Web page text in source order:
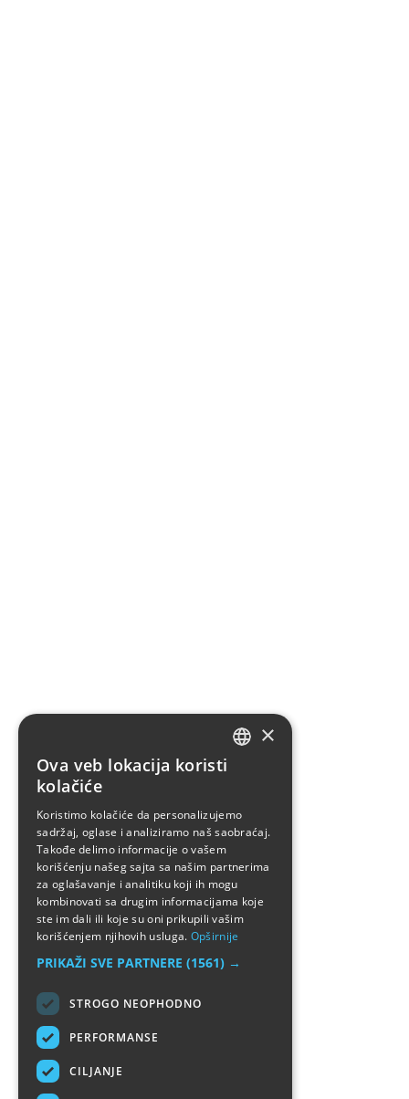
×
Ova veb lokacija koristi
kolačiće
Koristimo kolačiće da personalizujemo
sadržaj, oglase i analiziramo naš saobraćaj.
Takođe delimo informacije o vašem
korišćenju našeg sajta sa našim partnerima
za oglašavanje i analitiku koji ih mogu
kombinovati sa drugim informacijama koje
ste im dali ili koje su oni prikupili vašim
korišćenjem njihovih usluga. Opširnije
PRIKAŽI SVE PARTNERE (1561) →
STROGO NEOPHODNO
PERFORMANSE
CILJANJE